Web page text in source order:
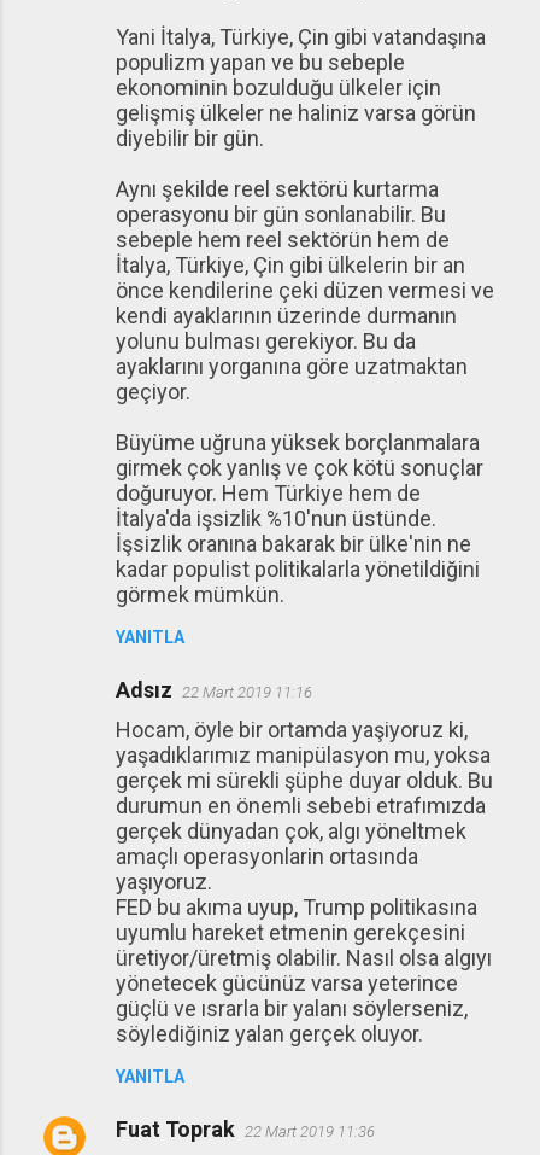
Yani İtalya, Türkiye, Çin gibi vatandaşına
populizm yapan ve bu sebeple
ekonominin bozulduğu ülkeler için
gelişmiş ülkeler ne haliniz varsa görün
diyebilir bir gün.
Aynı şekilde reel sektörü kurtarma
operasyonu bir gün sonlanabilir. Bu
sebeple hem reel sektörün hem de
İtalya, Türkiye, Çin gibi ülkelerin bir an
önce kendilerine çeki düzen vermesi ve
kendi ayaklarının üzerinde durmanın
yolunu bulması gerekiyor. Bu da
ayaklarını yorganına göre uzatmaktan
geçiyor.
Büyüme uğruna yüksek borçlanmalara
girmek çok yanlış ve çok kötü sonuçlar
doğuruyor. Hem Türkiye hem de
İtalya'da işsizlik %10'nun üstünde.
İşsizlik oranına bakarak bir ülke'nin ne
kadar populist politikalarla yönetildiğini
görmek mümkün.
YANITLA
Adsız 22 Mart 2019 11:16
Hocam, öyle bir ortamda yaşiyoruz ki,
yaşadıklarımız manipülasyon mu, yoksa
gerçek mi sürekli şüphe duyar olduk. Bu
durumun en önemli sebebi etrafımızda
gerçek dünyadan çok, algı yöneltmek
amaçlı operasyonlarin ortasında
yaşıyoruz.
FED bu akıma uyup, Trump politikasına
uyumlu hareket etmenin gerekçesini
üretiyor/üretmiş olabilir. Nasıl olsa algıyı
yönetecek gücünüz varsa yeterince
güçlü ve ısrarla bir yalanı söylerseniz,
söylediğiniz yalan gerçek oluyor.
YANITLA
Fuat Toprak 22 Mart 2019 11:36